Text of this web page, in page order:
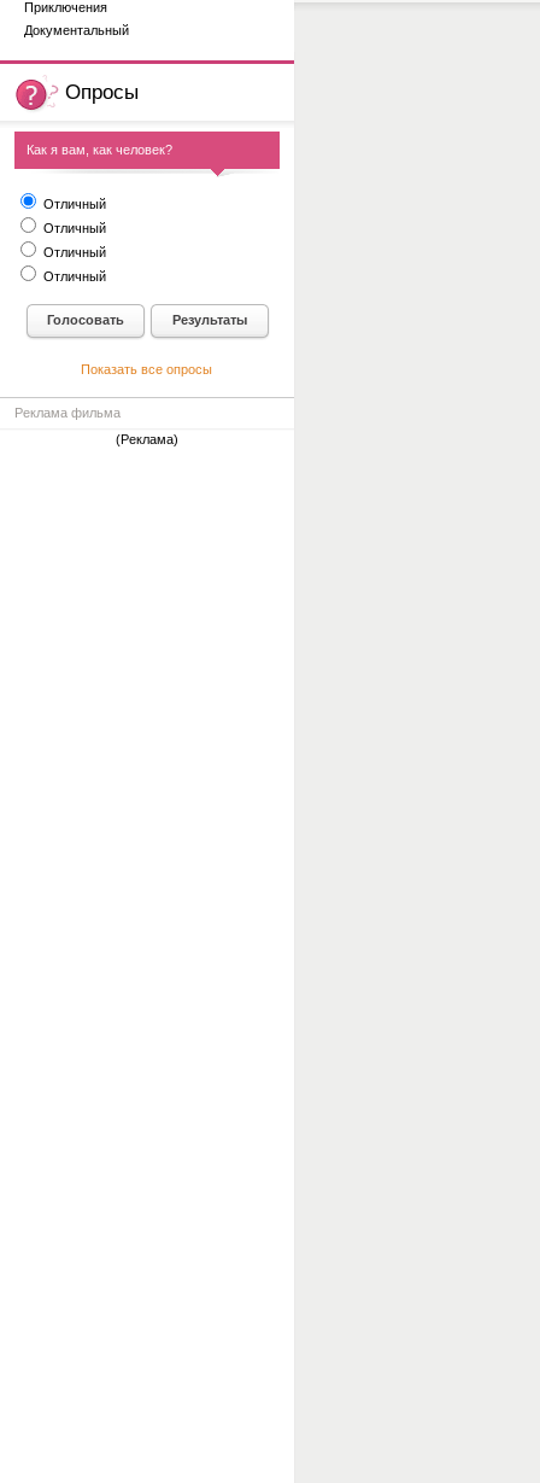
Приключения
Документальный
Опросы
Как я вам, как человек?
Отличный
Отличный
Отличный
Отличный
Показать все опросы
Реклама фильма
(Реклама)